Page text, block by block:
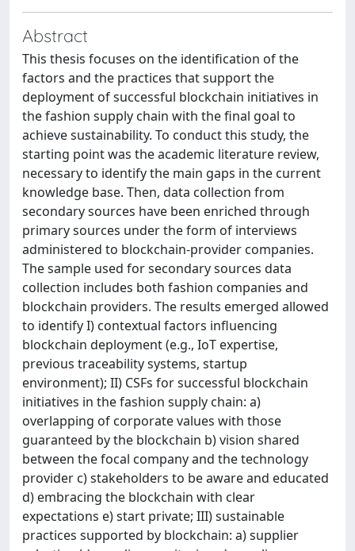
Abstract
This thesis focuses on the identification of the
factors and the practices that support the
deployment of successful blockchain initiatives in
the fashion supply chain with the final goal to
achieve sustainability. To conduct this study, the
starting point was the academic literature review,
necessary to identify the main gaps in the current
knowledge base. Then, data collection from
secondary sources have been enriched through
primary sources under the form of interviews
administered to blockchain-provider companies.
The sample used for secondary sources data
collection includes both fashion companies and
blockchain providers. The results emerged allowed
to identify I) contextual factors influencing
blockchain deployment (e.g., IoT expertise,
previous traceability systems, startup
environment); II) CSFs for successful blockchain
initiatives in the fashion supply chain: a)
overlapping of corporate values with those
guaranteed by the blockchain b) vision shared
between the focal company and the technology
provider c) stakeholders to be aware and educated
d) embracing the blockchain with clear
expectations e) start private; III) sustainable
practices supported by blockchain: a) supplier